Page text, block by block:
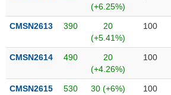
(+6.25%)
CMSN2613 390
20
(+5.41%)
100
CMSN2614 490
20
(+4.26%)
100
CMSN2615 530 30 (+6%) 100
Tin
tức
của